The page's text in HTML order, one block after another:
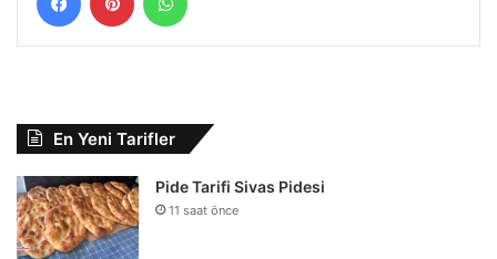
En Yeni Tarifler
Pide Tarifi Sivas Pidesi
11 saat önce